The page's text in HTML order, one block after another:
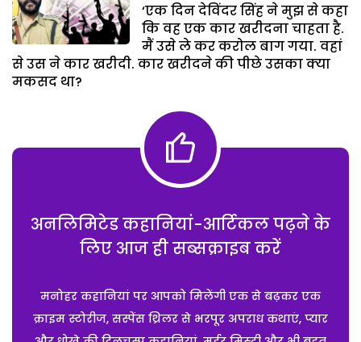
‘एक दिन देविंदर सिंह ने मुझ से कहा
कि वह एक कार खरीदना चाहता है.
मैं उसे ले कर करोल बाग गया. वहां
से उस ने कार खरीदी. कार खरीदने की पीछे उसका क्या
मकसद था?
अनलिमिटेड कहानियां-आर्टिकल पढ़ने के
लिए आज ही सब्सक्राइब करें
मनोहर कहानियां पर आपको मिलेंगी एक से बढ़कर एक
क्राइम स्टोरीज, सस्पेंस थ्रिलर से भरपूर अपराध कथाएं, प्यार